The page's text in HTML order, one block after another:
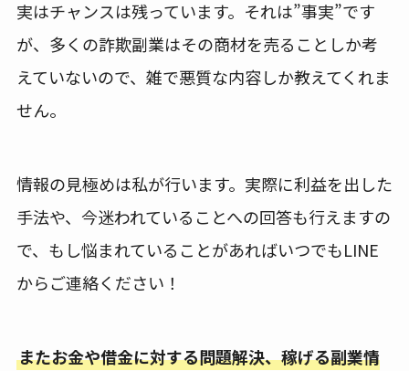
実はチャンスは残っています。それは”事実”です
が、多くの詐欺副業はその商材を売ることしか考
えていないので、雑で悪質な内容しか教えてくれま
せん。
情報の見極めは私が行います。実際に利益を出した
手法や、今迷われていることへの回答も行えますの
で、もし悩まれていることがあればいつでもLINE
からご連絡ください！
またお金や借金に対する問題解決、稼げる副業情